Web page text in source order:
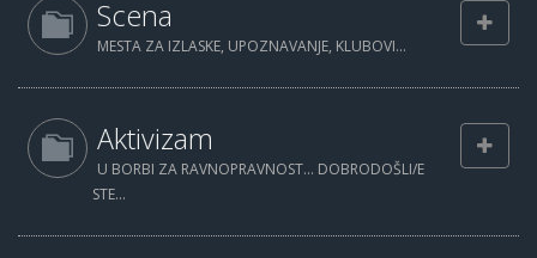
Scena
MESTA ZA IZLASKE, UPOZNAVANJE, KLUBOVI...
Aktivizam
U BORBI ZA RAVNOPRAVNOST... DOBRODOŠLI/E
STE...